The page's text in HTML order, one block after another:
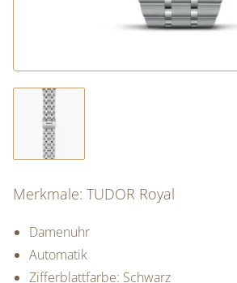
Merkmale: TUDOR Royal
Damenuhr
Automatik
Zifferblattfarbe: Schwarz